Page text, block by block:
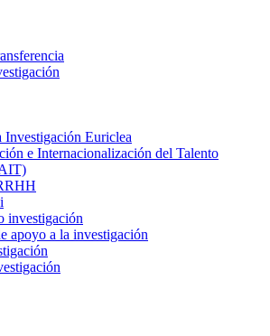
Investigación Euriclea
e Internacionalización del Talento
investigación
apoyo a la investigación